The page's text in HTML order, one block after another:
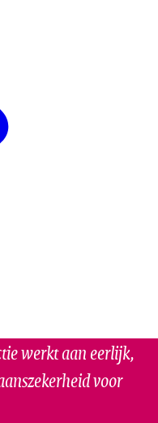
werkt aan eerlijk,
voor